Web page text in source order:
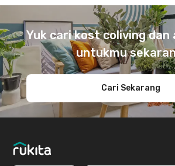
Yuk cari kost coliving dan
untukmu
Cari Sekarang